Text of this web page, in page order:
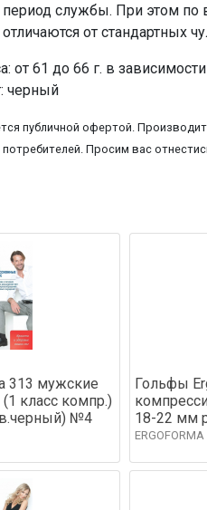
период службы. При этом по
отличаются от стандартных
от 61 до 66 г. в
черный
публичной офертой.
Просим вас
313 мужские
класс компр.)
№4
Гольфы
18-22 мм
ERGOFORMA